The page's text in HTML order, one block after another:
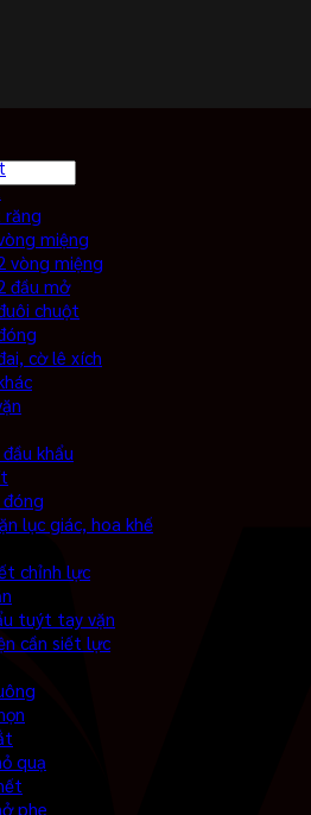
răng
miệng
vòng miệng
đầu mở
chuột
cờ lê xích
khẩu
lục giác, hoa khế
chỉnh lực
tuýt tay vặn
cần siết lực
quạ
phe